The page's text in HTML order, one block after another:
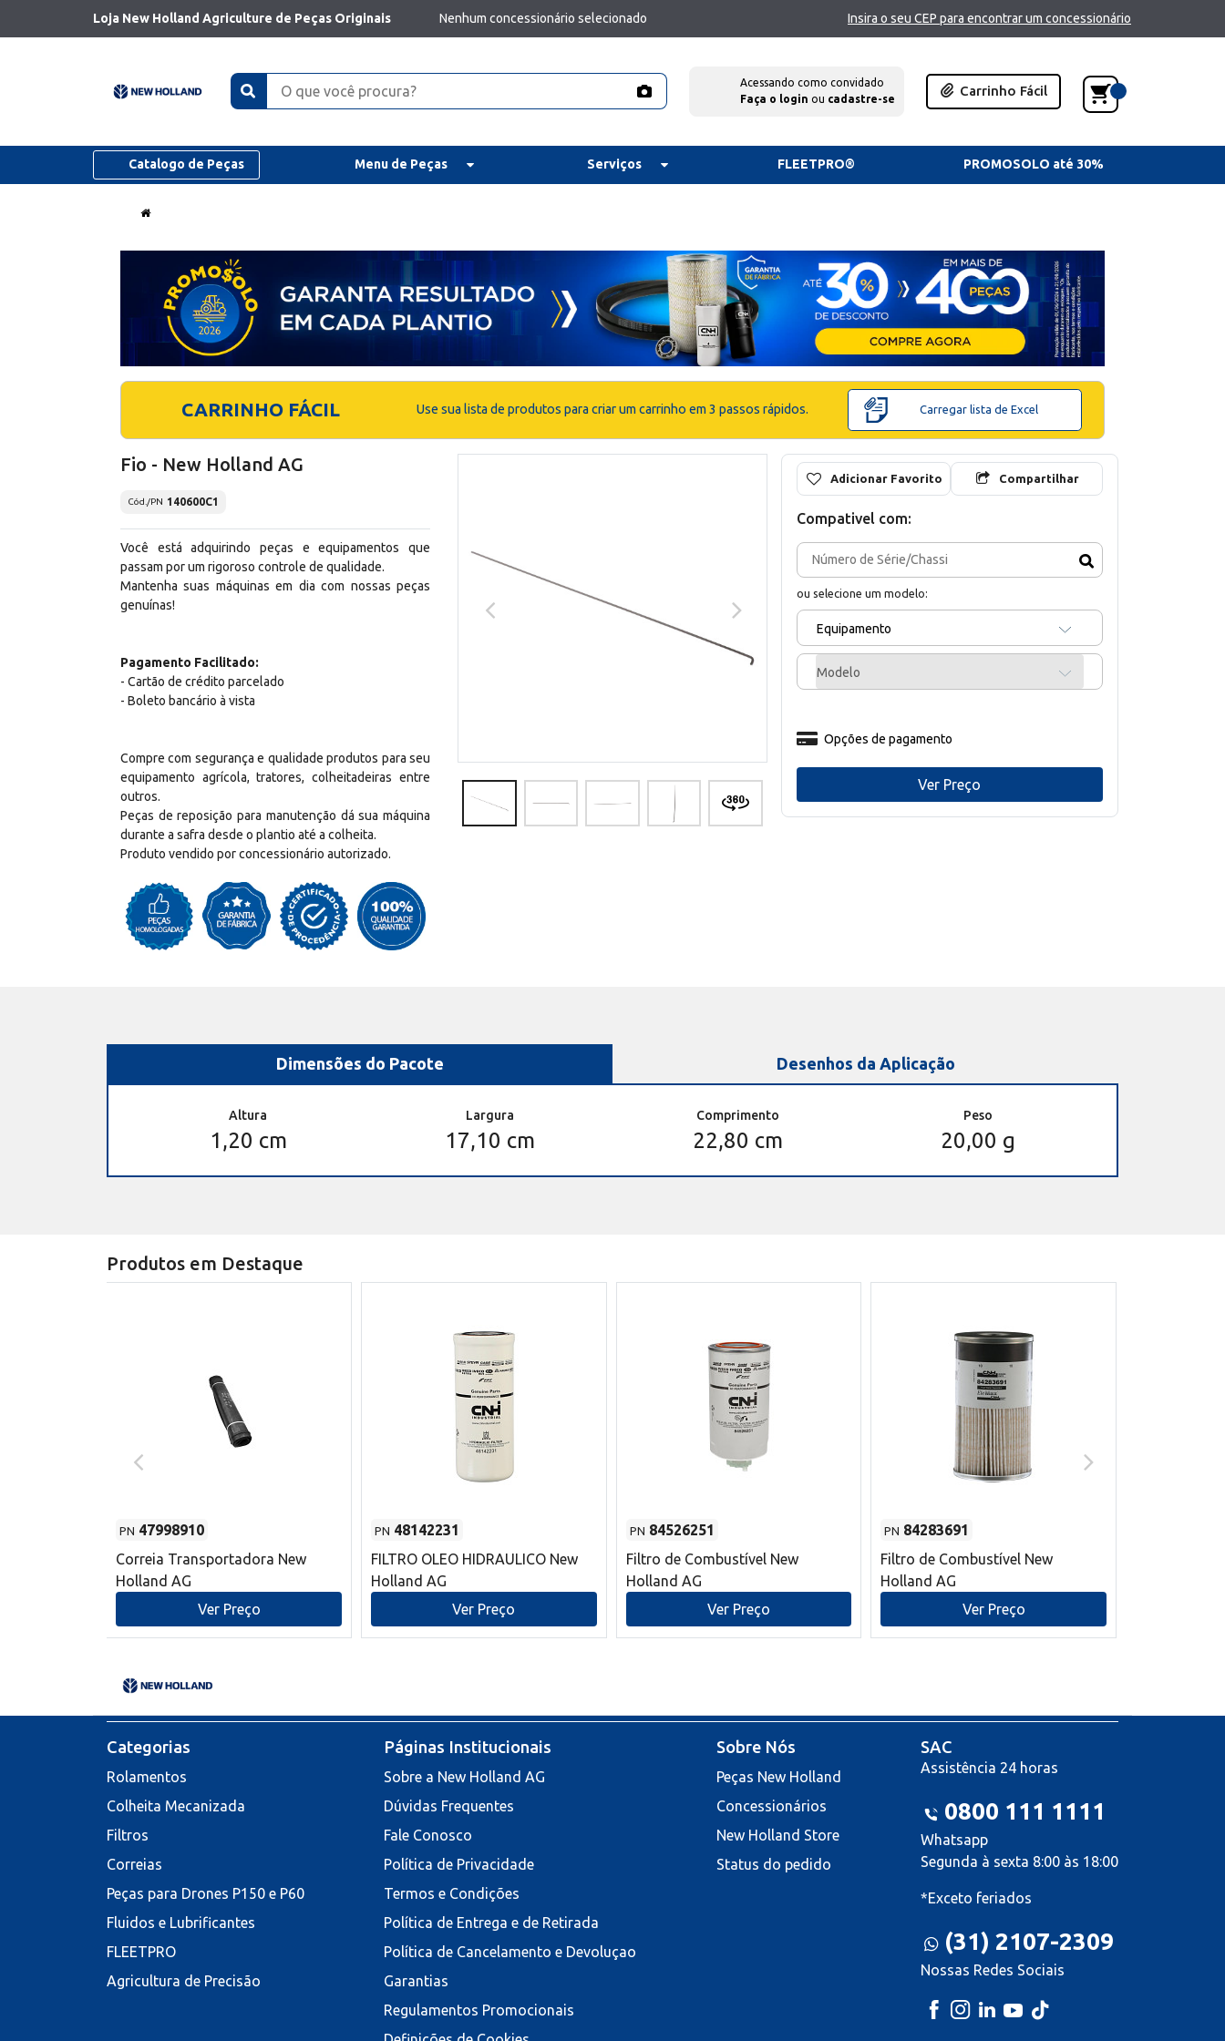
Loja New Holland Agriculture de Peças Originais Nenhum concessionário selecionado Insira o seu CEP para encontrar um concessionário
Acessando como convidado
Faça o login ou cadastre-se
Carrinho Fácil
Catalogo de Peças Menu de Peças Serviços FLEETPRO® PROMOSOLO até 30%
CARRINHO FÁCIL Use sua lista de produtos para criar um carrinho em 3 passos rápidos. Carregar lista de Excel
Fio - New Holland AG
Cód./PN 140600C1
Você está adquirindo peças e equipamentos que
passam por um rigoroso controle de qualidade.
Mantenha suas máquinas em dia com nossas peças
genuínas!
Pagamento Facilitado:
- Cartão de crédito parcelado
- Boleto bancário à vista
Compre com segurança e qualidade produtos para seu
equipamento agrícola, tratores, colheitadeiras entre
outros.
Peças de reposição para manutenção dá sua máquina
durante a safra desde o plantio até a colheita.
Produto vendido por concessionário autorizado.
Adicionar Favorito Compartilhar
Compativel com:
ou selecione um modelo:
Equipamento
Modelo
Opções de pagamento
Ver Preço
Dimensões do Pacote Desenhos da Aplicação
Altura
1,20 cm
Largura
17,10 cm
Comprimento
22,80 cm
Peso
20,00 g
Produtos em Destaque
PN 47998910
Correia Transportadora New
Holland AG
Ver Preço
PN 48142231
FILTRO OLEO HIDRAULICO New
Holland AG
Ver Preço
PN 84526251
Filtro de Combustível New
Holland AG
Ver Preço
PN 84283691
Filtro de Combustível New
Holland AG
Ver Preço
Categorias
Rolamentos
Colheita Mecanizada
Filtros
Correias
Peças para Drones P150 e P60
Fluidos e Lubrificantes
FLEETPRO
Agricultura de Precisão
Páginas Institucionais
Sobre a New Holland AG
Dúvidas Frequentes
Fale Conosco
Política de Privacidade
Termos e Condições
Política de Entrega e de Retirada
Política de Cancelamento e Devoluçao
Garantias
Regulamentos Promocionais
Sobre Nós
Peças New Holland
Concessionários
New Holland Store
Status do pedido
SAC
Assistência 24 horas
0800 111 1111
Whatsapp
Segunda à sexta 8:00 às 18:00
*Exceto feriados
(31) 2107-2309
Nossas Redes Sociais